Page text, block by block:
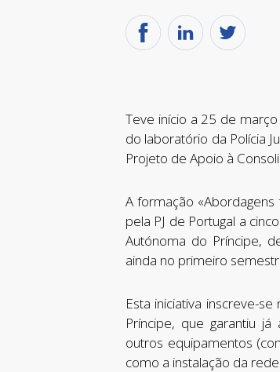
Teve início a 25 de
do laboratório da Polícia
Projeto de Apoio à
A formação
pela PJ de Portugal a
Autónoma do Príncipe,
ainda no primeiro
Esta iniciativa inscreve-
Príncipe, que garantiu
outros equipamentos
como a instalação da